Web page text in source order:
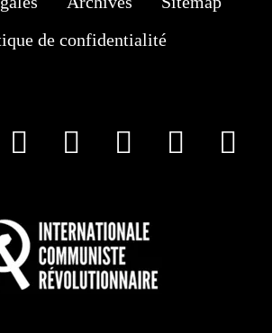
de confidentialité
Instagram
Youtube
Tik Tok